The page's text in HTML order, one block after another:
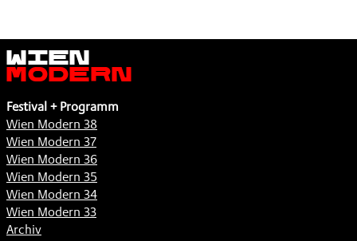
Wien
Modern
Festival + Programm
Wien Modern 38
Wien Modern 37
Wien Modern 36
Wien Modern 35
Wien Modern 34
Wien Modern 33
Archiv